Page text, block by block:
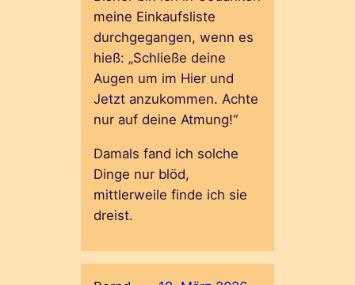
meine Einkaufsliste
durchgegangen, wenn es
hieß: „Schließe deine
Augen um im Hier und
Jetzt anzukommen. Achte
nur auf deine Atmung!“
Damals fand ich solche
Dinge nur blöd,
mittlerweile finde ich sie
dreist.